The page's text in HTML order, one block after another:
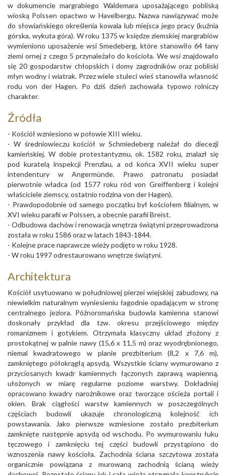
w dokumencie margrabiego Waldemara uposażającego pobliską
wioską Polssen opactwo w Havelbergu. Nazwa nawiązywać może
do słowiańskiego określenia kowala lub miejsca jego pracy (kuźnia
górska, wykuta góra). W roku 1375 w księdze ziemskiej margrabiów
wymieniono uposażenie wsi Smedeberg, które stanowiło 64 łany
ziemi ornej z czego 5 przynależało do kościoła. We wsi znajdowało
się 20 gospodarstw chłopskich i domy zagrodników oraz pobliski
młyn wodny i wiatrak. Przez wiele stuleci wieś stanowiła własność
rodu von der Hagen. Po dziś dzień zachowała typowo rolniczy
charakter.
Źródła
- Kościół wzniesiono w połowie XIII wieku.
- W średniowieczu kościół w Schmiedeberg należał do diecezji
kamieńskiej. W dobie protestantyzmu, ok. 1582 roku, znalazł się
pod kuratelą inspekcji Prenzlau, a od końca XVII wieku super
intendentury w Angermünde. Prawo patronatu posiadał
pierwotnie władca (od 1577 roku ród von Greiffenberg i kolejni
właściciele ziemscy, ostatnio rodzina von der Hagen).
- Prawdopodobnie od samego początku był kościołem filialnym, w
XVI wieku parafii w Polssen, a obecnie parafii Breist.
- Odbudowa dachów i renowacja wnętrza świątyni przeprowadzona
została w roku 1586 oraz w latach 1843-1844.
- Kolejne prace naprawcze wieży podjęto w roku 1928.
- W roku 1997 odrestaurowano wnętrze świątyni.
Architektura
Kościół usytuowano w południowej pierzei wiejskiej zabudowy, na
niewielkim naturalnym wyniesieniu łagodnie opadającym w stronę
centralnego jeziora. Późnoromańska budowla kamienna stanowi
doskonały przykład dla tzw. okresu przejściowego między
romanizmem i gotykiem. Otrzymała klasyczny układ złożony z
prostokątnej w palnie nawy (15,6 x 11,5 m) oraz wyodrębnionego,
niemal kwadratowego w planie prezbiterium (8,2 x 7,6 m),
zamkniętego półokrągłą apsydą. Wszystkie ściany wymurowano z
przyciosanych kwadr kamiennych łączonych zaprawą wapienną,
ułożonych w miarę regularne poziome warstwy. Dokładniej
opracowano kwadry narożnikowe oraz tworzące ościeża portali i
okien. Brak ciągłości warstw kamiennych w poszczególnych
częściach budowli ukazuje chronologiczną kolejność ich
powstawania. Jako pierwsze wzniesione zostało prezbiterium
zamknięte następnie apsydą od wschodu. Po wymurowaniu łuku
tęczowego i zamknięciu tej części budowli przystąpiono do
wznoszenia nawy kościoła. Zachodnia ściana szczytowa została
organicznie powiązana z murowaną zachodnią ścianą wieży